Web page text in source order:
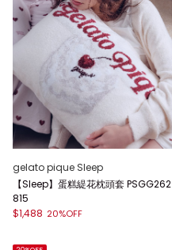
gelato pique Sleep
【Sleep】蛋糕緹花枕頭套 PSGG262
815
$1,488 20%OFF